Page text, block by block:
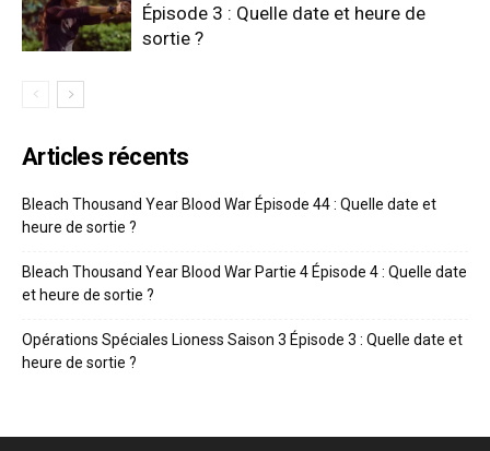
Épisode 3 : Quelle date et heure de
sortie ?
Articles récents
Bleach Thousand Year Blood War Épisode 44 : Quelle date et
heure de sortie ?
Bleach Thousand Year Blood War Partie 4 Épisode 4 : Quelle date
et heure de sortie ?
Opérations Spéciales Lioness Saison 3 Épisode 3 : Quelle date et
heure de sortie ?